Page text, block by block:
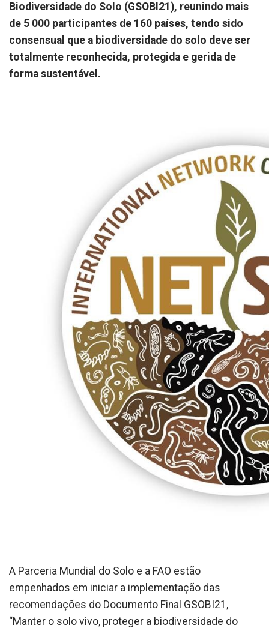
Biodiversidade do Solo (GSOBI21), reunindo mais
de 5 000 participantes de 160 países, tendo sido
consensual que a biodiversidade do solo deve ser
totalmente reconhecida, protegida e gerida de
forma sustentável.
A Parceria Mundial do Solo e a FAO estão
empenhados em iniciar a implementação das
recomendações do Documento Final GSOBI21,
“Manter o solo vivo, proteger a biodiversidade do